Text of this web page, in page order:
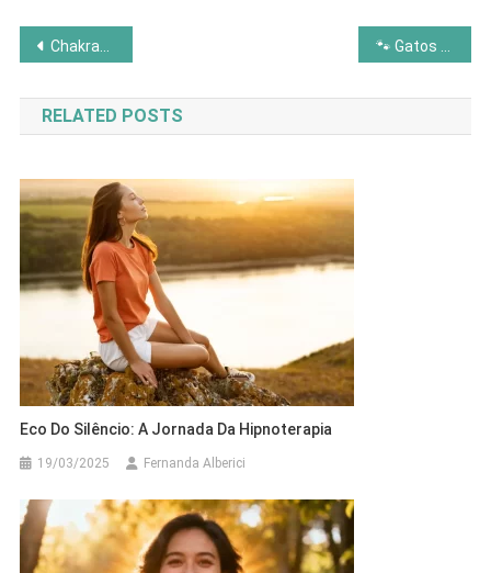
Navegação
de
Post
Chakras e Saúde: O Que Seu Corpo Está Tentando Dizer?
RELATED POSTS
Eco Do Silêncio: A Jornada Da Hipnoterapia
19/03/2025 Fernanda Alberici